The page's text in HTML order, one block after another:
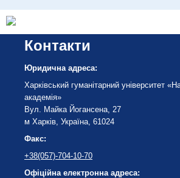
Контакти
Юридична адреса:
Харківський гуманітарний університет
академія»
Вул. Майка Йогансена, 27
м Харків, Україна, 61024
Факс:
+38(057)-704-10-70
Офіційна електронна адреса: